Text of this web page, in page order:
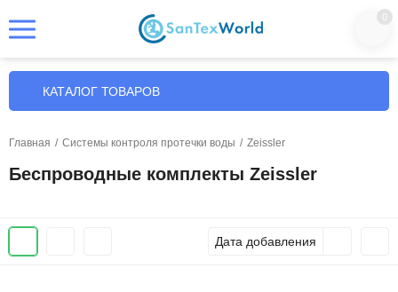
0
КАТАЛОГ ТОВАРОВ
Главная / Системы контроля протечки воды / Zeissler
Беспроводные комплекты Zeissler
Дата добавления